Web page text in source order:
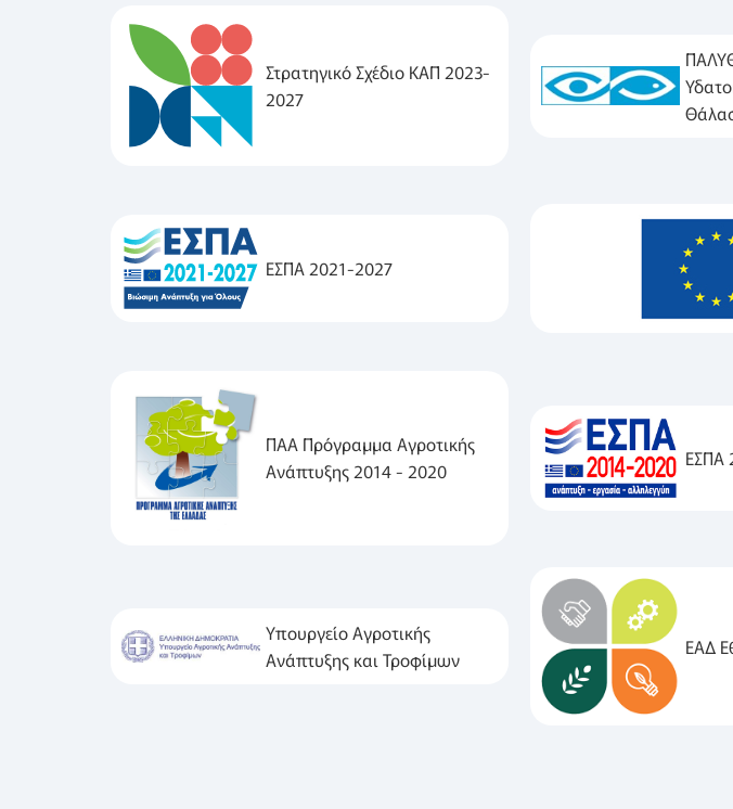
Στρατηγικό Σχέδιο ΚΑΠ 2023-
2027
ΕΣΠΑ 2021-2027
ΠΑΑ Πρόγραμμα Αγροτικής
Ανάπτυξης 2014 - 2020
ΕΣΠΑ
Υπουργείο Αγροτικής
Ανάπτυξης και Τροφίμων
ΕΑΔ